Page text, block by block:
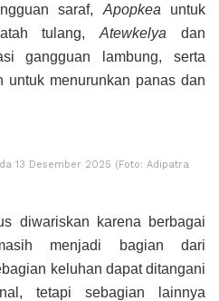
saraf, Apopkea untuk
tulang,Atewkelya dan
gangguan lambung, serta
untuk menurunkan panas dan
13 Desember 2025 (Foto: Adipatra
diwariskan karena berbagai
menjadi bagian dari
keluhan dapat ditangani
tetapi sebagian lainnya